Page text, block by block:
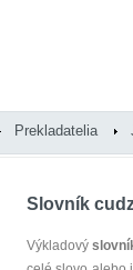
Prekladatelia
Slovník
Výkladový